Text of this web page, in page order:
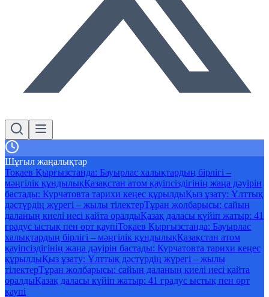
Шұғыл жаңалықтар
Тоқаев Қырғызстанда: Бауырлас халықтардың бірлігі –
мәңгілік құндылықҚазақстан атом қауіпсіздігінің жаңа дәуірін
бастады: Курчатовта тарихи кеңес құрылдыҚыз ұзату: Ұлттық
дәстүрдің жүрегі – жылы тілектерТұран жолбарысы: сайын
даланың киелі иесі қайта оралдыҚазақ даласы күйіп жатыр: 41
градус ыстық пен өрт қаупіТоқаев Қырғызстанда: Бауырлас
халықтардың бірлігі – мәңгілік құндылықҚазақстан атом
қауіпсіздігінің жаңа дәуірін бастады: Курчатовта тарихи кеңес
құрылдыҚыз ұзату: Ұлттық дәстүрдің жүрегі – жылы
тілектерТұран жолбарысы: сайын даланың киелі иесі қайта
оралдыҚазақ даласы күйіп жатыр: 41 градус ыстық пен өрт
қаупі